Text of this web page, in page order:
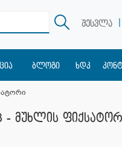
შესვლა |
ბლოგი ხდკ
- მუხლის